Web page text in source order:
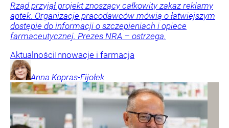
Rząd przyjął projekt znoszący całkowity zakaz reklamy
aptek. Organizacje pracodawców mówią o łatwiejszym
dostępie do informacji o szczepieniach i opiece
farmaceutycznej. Prezes NRA – ostrzega.
AktualnościInnowacje i farmacja
Anna Kopras-Fijołek